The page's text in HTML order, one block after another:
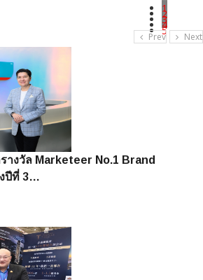
1
2
3
4
5
Prev Next
างวัล Marketeer No.1 Brand
ปีที่ 3…